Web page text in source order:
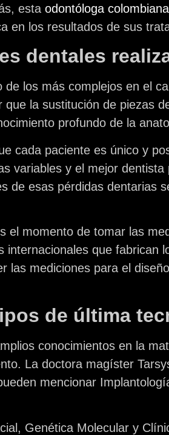
esta odontóloga colombiana
en los resultados de sus
dentales
los más complejos en el
la sustitución de piezas
profundo de la
cada paciente es único y
variables y el mejor
de esas pérdidas dentarias
el momento de tomar las
que fabrican
las mediciones para el
de última
conocimientos en la
La doctora magíster
mencionar
Genética Molecular y